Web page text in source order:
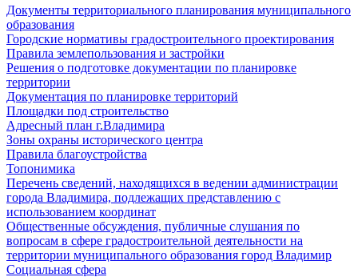
Документы территориального планирования муниципального
образования
Городские нормативы градостроительного проектирования
Правила землепользования и застройки
Решения о подготовке документации по планировке
территории
Документация по планировке территорий
Площадки под строительство
Адресный план г.Владимира
Зоны охраны исторического центра
Правила благоустройства
Топонимика
Перечень сведений, находящихся в ведении администрации
города Владимира, подлежащих представлению с
использованием координат
Общественные обсуждения, публичные слушания по
вопросам в сфере градостроительной деятельности на
территории муниципального образования город Владимир
Социальная сфера